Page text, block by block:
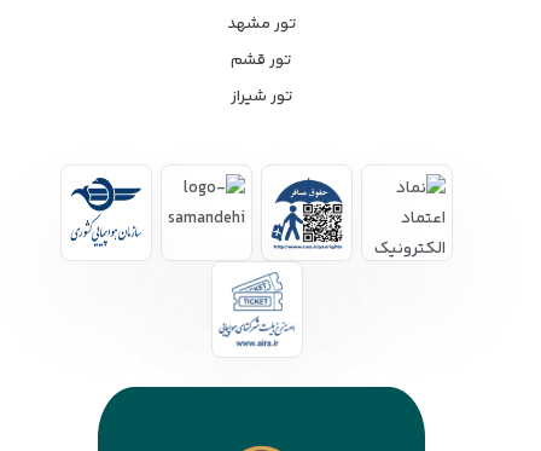
تور مشهد
تور قشم
تور شیراز